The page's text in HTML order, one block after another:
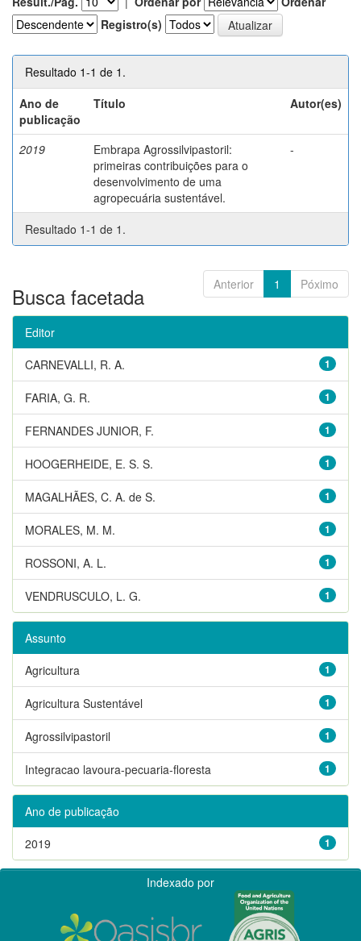
Registro(s)
Resultado 1-1 de 1.
Ano de
publicação
Título Autor(es)
2019
Embrapa Agrossilvipastoril:
primeiras contribuições para o
desenvolvimento de uma
agropecuária sustentável.
-
Resultado 1-1 de 1.
Anterior 1 Póximo
Busca facetada
Editor
1
CARNEVALLI, R. A.
1
FARIA, G. R.
1
FERNANDES JUNIOR, F.
1
HOOGERHEIDE, E. S. S.
1
MAGALHÃES, C. A. de S.
1
MORALES, M. M.
1
ROSSONI, A. L.
1
VENDRUSCULO, L. G.
Assunto
1
Agricultura
1
Agricultura Sustentável
1
Agrossilvipastoril
1
Integracao lavoura-pecuaria-floresta
Ano de publicação
1
2019
Indexado por